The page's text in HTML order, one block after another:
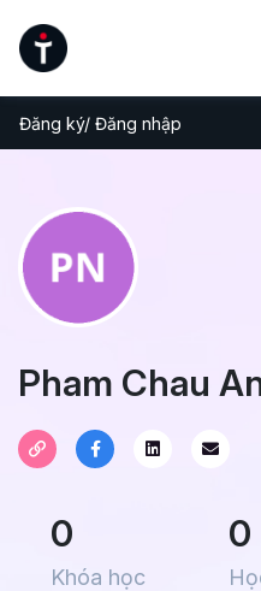
Đăng ký/ Đăng nhập
Pham Chau
0
Khóa học
0